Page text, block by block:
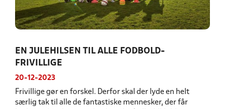
EN JULEHILSEN TIL ALLE FODBOLD-
FRIVILLIGE
20-12-2023
Frivillige gør en forskel. Derfor skal der lyde en helt
særlig tak til alle de fantastiske mennesker, der får